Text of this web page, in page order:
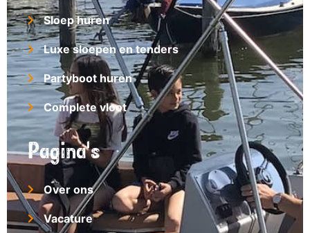
Sloep huren
Luxe sloepen en tenders
Partyboot huren
Complete vloot
Pagina's
Over ons
Vacature